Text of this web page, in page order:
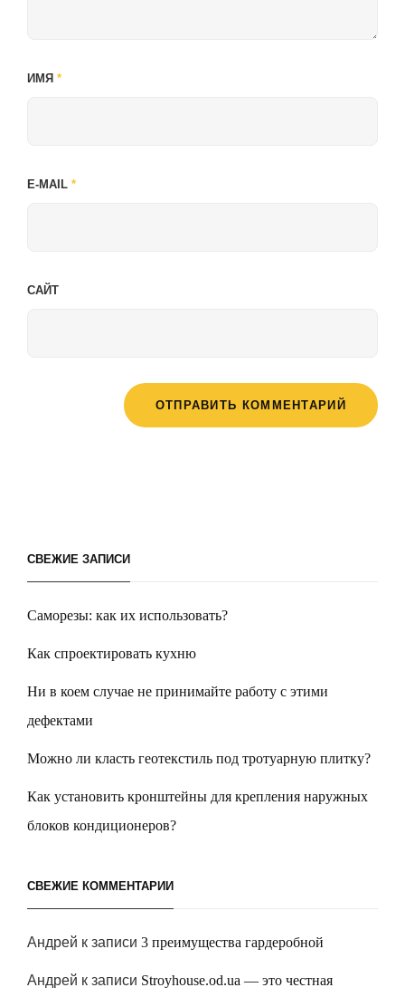
ИМЯ *
E-MAIL *
САЙТ
СВЕЖИЕ ЗАПИСИ
Саморезы: как их использовать?
Как спроектировать кухню
Ни в коем случае не принимайте работу с этими
дефектами
Можно ли класть геотекстиль под тротуарную плитку?
Как установить кронштейны для крепления наружных
блоков кондиционеров?
СВЕЖИЕ КОММЕНТАРИИ
Андрей к записи 3 преимущества гардеробной
Андрей к записи Stroyhouse.od.ua — это честная